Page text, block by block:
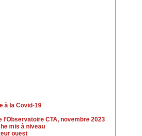
à la Covid-19
l’Observatoire CTA, novembre 2023
mis à niveau
ouest